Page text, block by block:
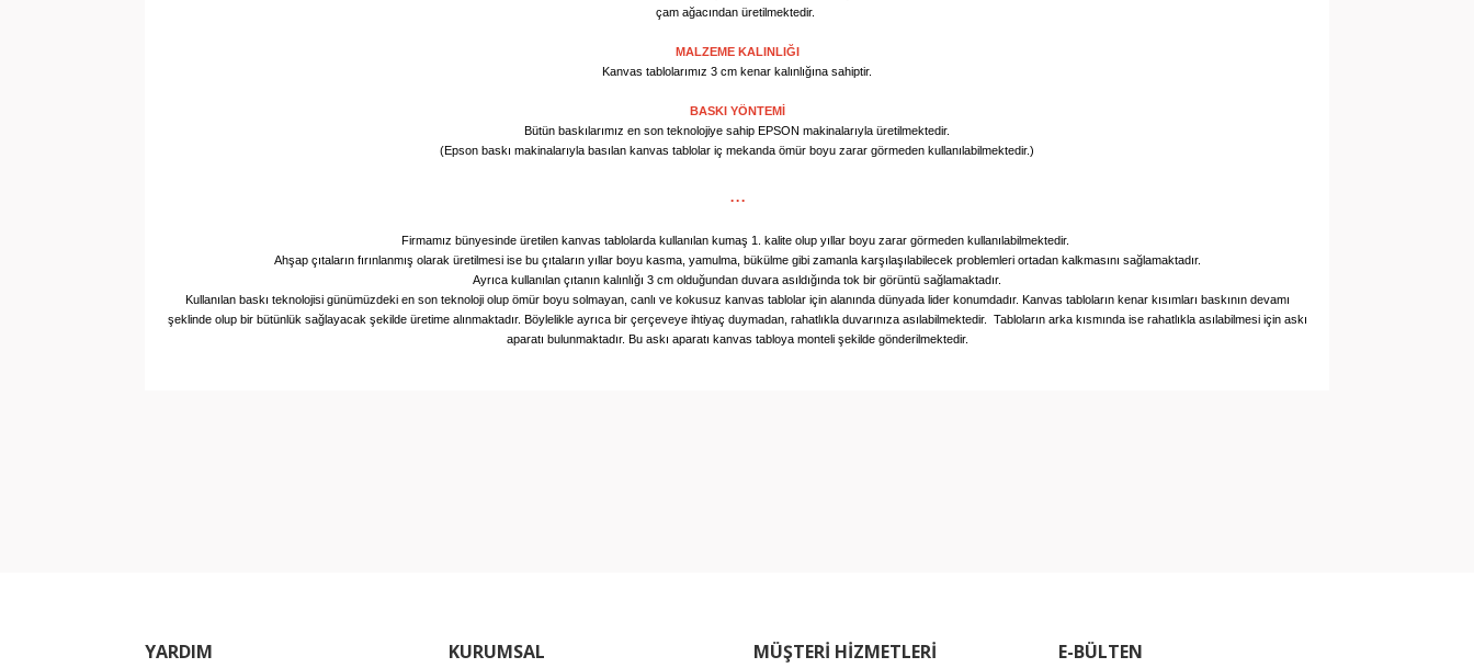
çam ağacından üretilmektedir.
MALZEME KALINLIĞI
Kanvas tablolarımız 3 cm kenar kalınlığına sahiptir.
BASKI YÖNTEMİ
Bütün baskılarımız en son teknolojiye sahip EPSON makinalarıyla üretilmektedir.
(Epson baskı makinalarıyla basılan kanvas tablolar iç mekanda ömür boyu zarar görmeden kullanılabilmektedir.)
...
Firmamız bünyesinde üretilen kanvas tablolarda kullanılan kumaş 1. kalite olup yıllar boyu zarar görmeden kullanılabilmektedir.
Ahşap çıtaların fırınlanmış olarak üretilmesi ise bu çıtaların yıllar boyu kasma, yamulma, bükülme gibi zamanla karşılaşılabilecek problemleri ortadan kalkmasını sağlamaktadır.
Ayrıca kullanılan çıtanın kalınlığı 3 cm olduğundan duvara asıldığında tok bir görüntü sağlamaktadır.
Kullanılan baskı teknolojisi günümüzdeki en son teknoloji olup ömür boyu solmayan, canlı ve kokusuz kanvas tablolar için alanında dünyada lider konumdadır. Kanvas tabloların kenar kısımları baskının devamı
şeklinde olup bir bütünlük sağlayacak şekilde üretime alınmaktadır. Böylelikle ayrıca bir çerçeveye ihtiyaç duymadan, rahatlıkla duvarınıza asılabilmektedir. Tabloların arka kısmında ise rahatlıkla asılabilmesi için askı
aparatı bulunmaktadır. Bu askı aparatı kanvas tabloya monteli şekilde gönderilmektedir.
YARDIM KURUMSAL MÜŞTERİ HİZMETLERİ E-BÜLTEN